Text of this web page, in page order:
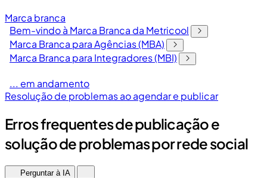
Marca branca
Bem-vindo à Marca Branca da Metricool
Marca Branca para Agências (MBA)
Marca Branca para Integradores (MBI)
... em andamento
Resolução de problemas ao agendar e publicar
Erros frequentes de publicação e
solução de problemas por rede social
Perguntar à IA